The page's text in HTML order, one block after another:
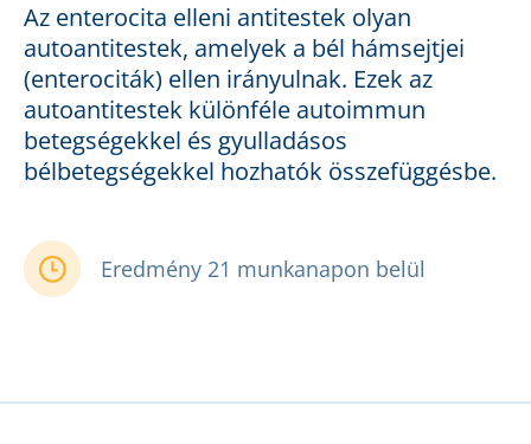
Az enterocita elleni antitestek olyan
autoantitestek, amelyek a bél hámsejtjei
(enterociták) ellen irányulnak. Ezek az
autoantitestek különféle autoimmun
betegségekkel és gyulladásos
bélbetegségekkel hozhatók összefüggésbe.
Eredmény 21 munkanapon belül